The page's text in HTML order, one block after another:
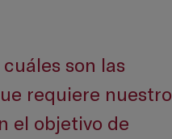
son las
requiere nuestro
el objetivo de